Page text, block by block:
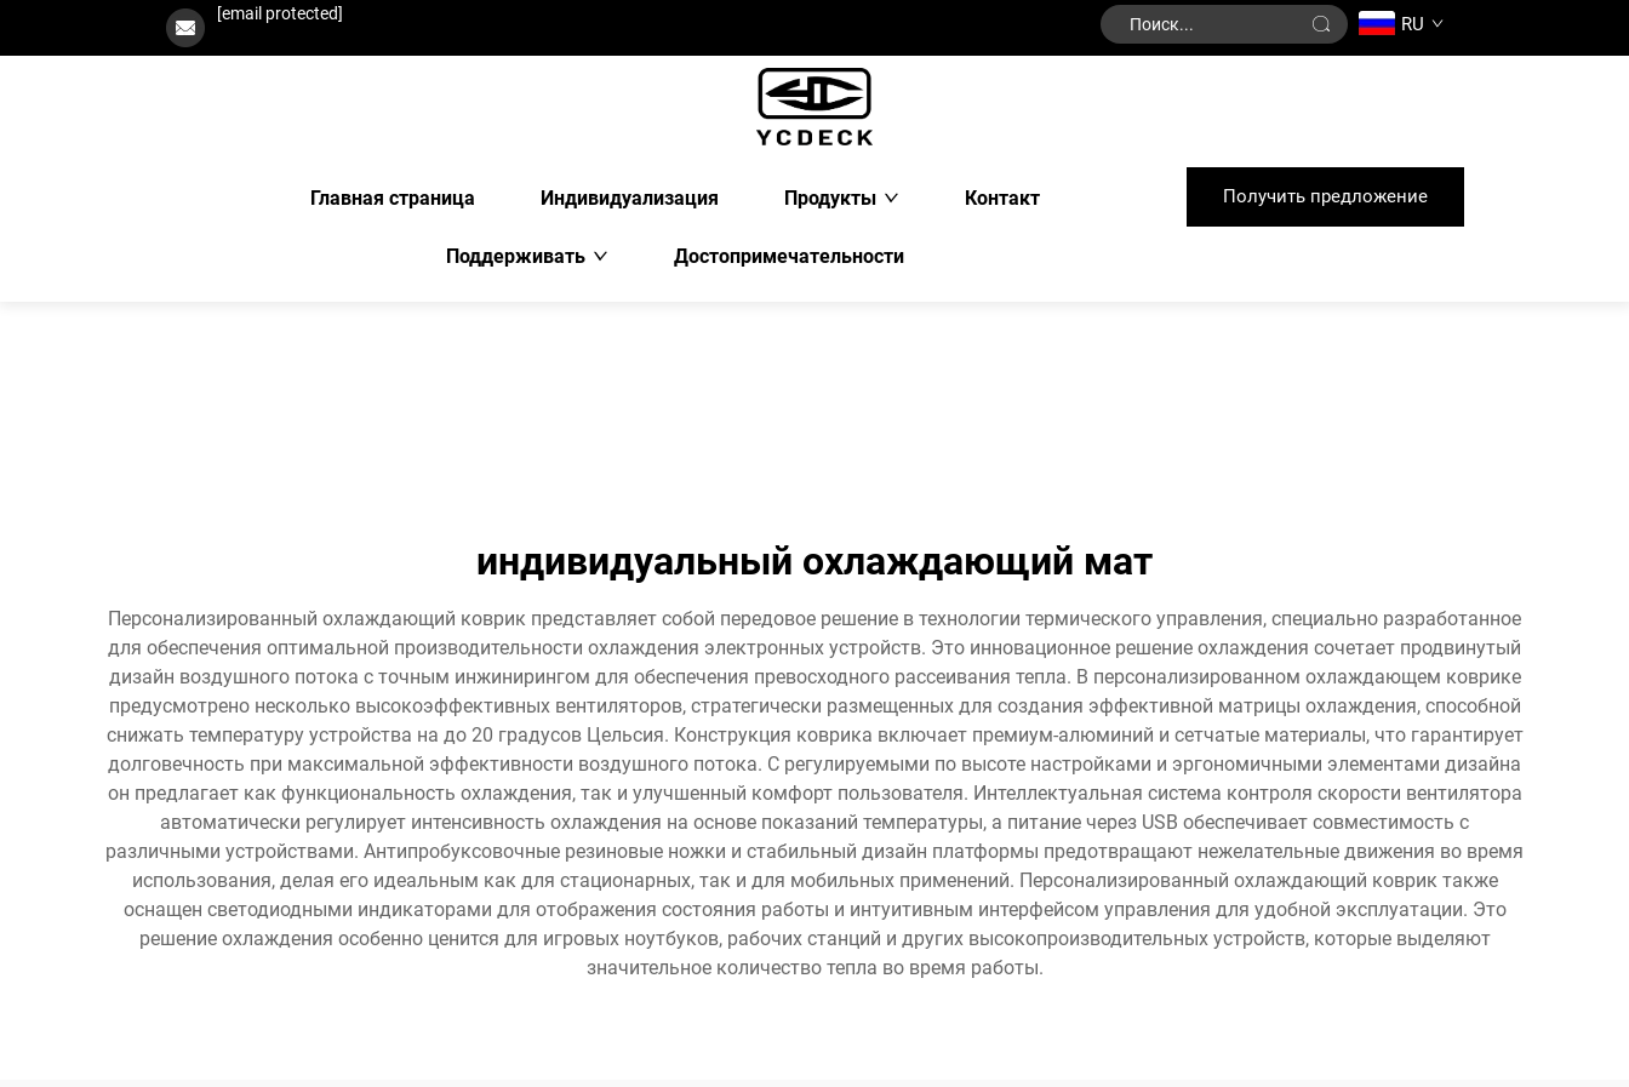
[email protected] RU
Главная страница Индивидуализация Продукты Контакт
Поддерживать Достопримечательности
Получить предложение
индивидуальный охлаждающий мат
Персонализированный охлаждающий коврик представляет собой передовое решение в технологии термического управления, специально разработанное
для обеспечения оптимальной производительности охлаждения электронных устройств. Это инновационное решение охлаждения сочетает продвинутый
дизайн воздушного потока с точным инжинирингом для обеспечения превосходного рассеивания тепла. В персонализированном охлаждающем коврике
предусмотрено несколько высокоэффективных вентиляторов, стратегически размещенных для создания эффективной матрицы охлаждения, способной
снижать температуру устройства на до 20 градусов Цельсия. Конструкция коврика включает премиум-алюминий и сетчатые материалы, что гарантирует
долговечность при максимальной эффективности воздушного потока. С регулируемыми по высоте настройками и эргономичными элементами дизайна
он предлагает как функциональность охлаждения, так и улучшенный комфорт пользователя. Интеллектуальная система контроля скорости вентилятора
автоматически регулирует интенсивность охлаждения на основе показаний температуры, а питание через USB обеспечивает совместимость с
различными устройствами. Антипробуксовочные резиновые ножки и стабильный дизайн платформы предотвращают нежелательные движения во время
использования, делая его идеальным как для стационарных, так и для мобильных применений. Персонализированный охлаждающий коврик также
оснащен светодиодными индикаторами для отображения состояния работы и интуитивным интерфейсом управления для удобной эксплуатации. Это
решение охлаждения особенно ценится для игровых ноутбуков, рабочих станций и других высокопроизводительных устройств, которые выделяют
значительное количество тепла во время работы.